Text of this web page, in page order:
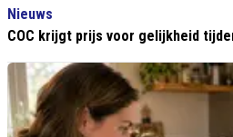
Nieuws
COC krijgt prijs voor gelijkheid